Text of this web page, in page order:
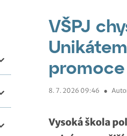
VŠPJ
8. 7. 2026 09:46 ●
Vysoká škola